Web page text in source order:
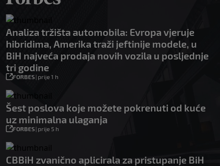
Analiza tržišta automobila: Evropa vjeruje
hibridima, Amerika traži jeftinije modele, u
BiH najveća prodaja novih vozila u posljednje
tri godine
FORBES| prije 1 h
Šest poslova koje možete pokrenuti od kuće
uz minimalna ulaganja
FORBES| prije 5 h
CBBiH zvanično aplicirala za pristupanje BiH